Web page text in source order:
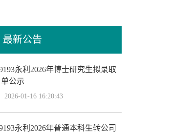
最新公告
永利2026年博士研究生拟录取
公示
2026-01-16 16:20:43
永利2026年普通本科生转公司